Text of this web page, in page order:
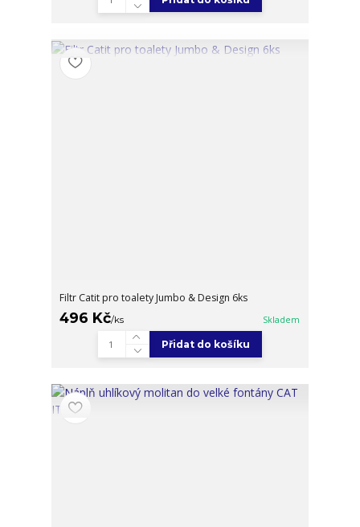
Filtr Catit pro toalety Jumbo & Design 6ks
496 Kč/ks Skladem
Přidat do košíku